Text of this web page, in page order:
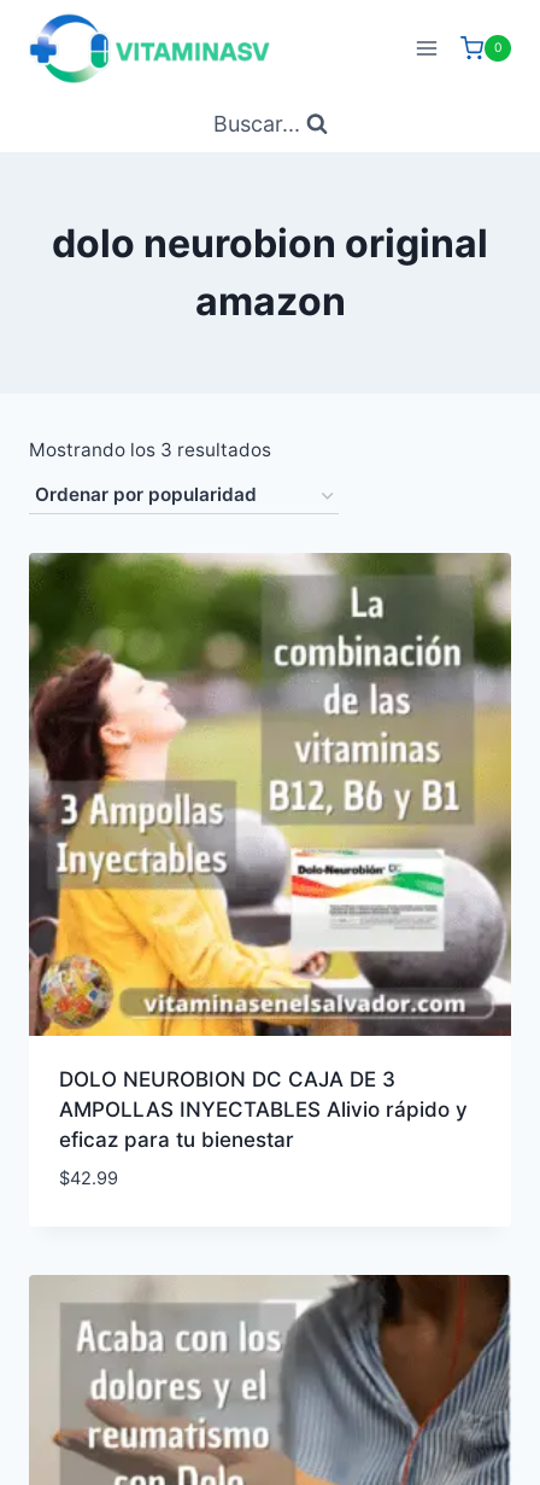
Saltar
contenido
0
Buscar...
dolo neurobion original
amazon
Mostrando los 3 resultadosOrdenado
popularidad
DOLO NEUROBION DC CAJA DE 3
AMPOLLAS INYECTABLES Alivio rápido y
eficaz para tu bienestar
$42.99